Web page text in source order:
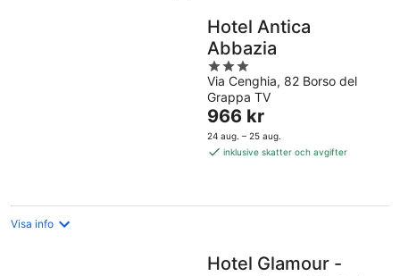
Grappa
imorgon
natt,
aug.
7
aug.
Hotel Antica
Abbazia
3
out
of
5
Via Cenghia, 82 Borso del
Grappa TV
Priset
är
966 kr
966 kr
24 aug. – 25 aug.
inklusive skatter och avgifter
Visa info
Hotel Glamour -